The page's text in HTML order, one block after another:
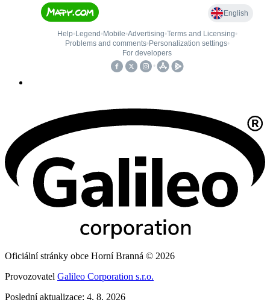
Oficiální stránky obce Horní Branná © 2026
Provozovatel Galileo Corporation s.r.o.
Poslední aktualizace: 4. 8. 2026